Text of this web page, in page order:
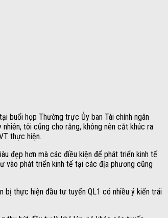
buổi họp Thường trực Ủy ban Tài chính ngân
nhiên, tôi cũng cho rằng, không nên cắt khúc ra
thực hiện.
đẹp hơn mà các điều kiện để phát triển kinh tế
vào phát triển kinh tế tại các địa phương cũng
bị thực hiện đầu tư tuyến QL1 có nhiều ý kiến trái